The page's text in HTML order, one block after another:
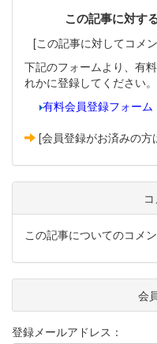
この記事に対す
[この記事に対してコメ
下記のフォームより、有
れかに登録してください。
有料会員登録フォーム
[会員登録がお済みの方
この記事についてのコメ
会
登録メールアドレス：